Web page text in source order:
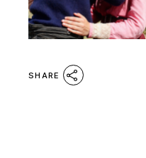
SHARE